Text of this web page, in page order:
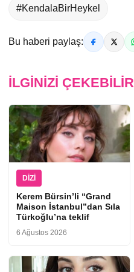
#KendalaBirHeykel
Bu haberi paylaş:
İLGINIZI ÇEKEBILIR
DIZI
Kerem Bürsin’li “Grand
Maison İstanbul”dan Sıla
Türkoğlu’na teklif
6 Ağustos 2026